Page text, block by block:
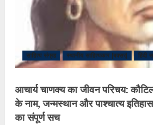
साहित्य संग्रह स्थानीय साहित्यकार (बक्सर) हिंदी
आचार्य चाणक्य का जीवन परिचय:
के नाम, जन्मस्थान और पाश्चात्य
का संपूर्ण सच